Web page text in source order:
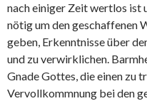
nach einiger Zeit wertlos ist
nötig um den geschaffenen
geben, Erkenntnisse über
und zu verwirklichen.
Gnade Gottes, die einen zu
Vervollkommnung bei den